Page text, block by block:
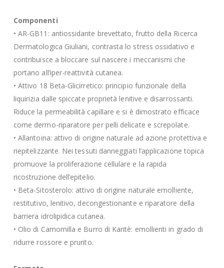
Componenti
• AR-GB11: antiossidante brevettato, frutto della Ricerca
Dermatologica Giuliani, contrasta lo stress ossidativo e
contribuisce a bloccare sul nascere i meccanismi che
portano all’iper-reattività cutanea.
• Attivo 18 Beta-Glicirretico: principio funzionale della
liquirizia dalle spiccate proprietà lenitive e disarrossanti.
Riduce la permeabilità capillare e si è dimostrato efficace
come dermo-riparatore per pelli delicate e screpolate.
• Allantoina: attivo di origine naturale ad azione protettiva e
riepitelizzante. Nei tessuti danneggiati l’applicazione topica
promuove la proliferazione cellulare e la rapida
ricostruzione dell’epitelio.
• Beta-Sitosterolo: attivo di origine naturale emolliente,
restitutivo, lenitivo, decongestionante e riparatore della
barriera idrolipidica cutanea.
• Olio di Camomilla e Burro di Karitè: emollienti in grado di
ridurre rossore e prurito.